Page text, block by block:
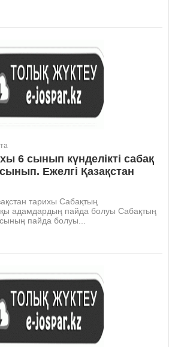
6 сынып күнделікті сабақ
Ежелгі Қазақстан
тарихы Сабақтың
адамдардың пайда болуы Сабақтың
пайда болуы...